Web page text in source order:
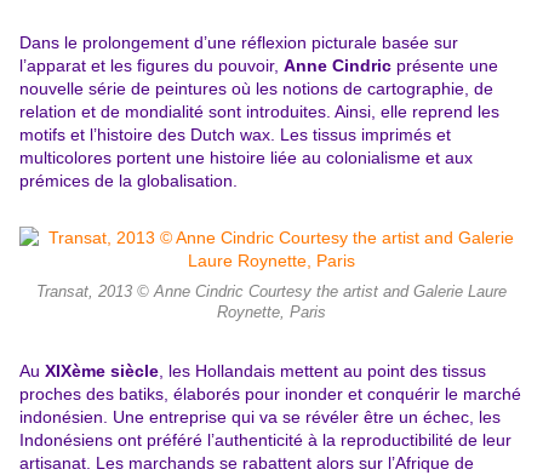
Dans le prolongement d’une réflexion picturale basée sur
l’apparat et les figures du pouvoir, Anne Cindric présente une
nouvelle série de peintures où les notions de cartographie, de
relation et de mondialité sont introduites. Ainsi, elle reprend les
motifs et l’histoire des Dutch wax. Les tissus imprimés et
multicolores portent une histoire liée au colonialisme et aux
prémices de la globalisation.
Transat, 2013 © Anne Cindric Courtesy the artist and Galerie Laure
Roynette, Paris
Au XIXème siècle , les Hollandais mettent au point des tissus
proches des batiks, élaborés pour inonder et conquérir le marché
indonésien. Une entreprise qui va se révéler être un échec, les
Indonésiens ont préféré l’authenticité à la reproductibilité de leur
artisanat. Les marchands se rabattent alors sur l’Afrique de